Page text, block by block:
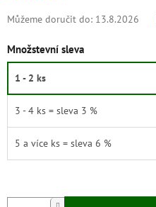
Můžeme doručit do: 13.8.2026
Množstevní sleva
1 - 2 ks
3 - 4 ks = sleva 3 %
5 a více ks = sleva 6 %